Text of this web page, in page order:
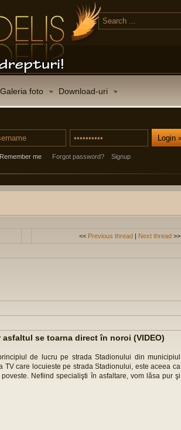
Galeria foto Download-uri
Remember me Forgot password? Signup
<< Previous thread | Next thread >>
se toarna direct în noroi (VIDEO)
de lucru pe strada Stadionului din municipiul
TV care locuieste pe strada Stadionului, este aceea ca
Nefiind specialişti în asfaltare, vom lăsa pur şi